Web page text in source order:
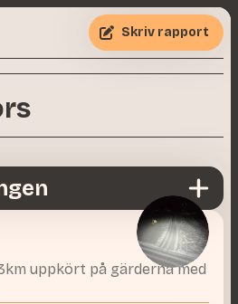
Skriv rapport
uppkört på gärderna med